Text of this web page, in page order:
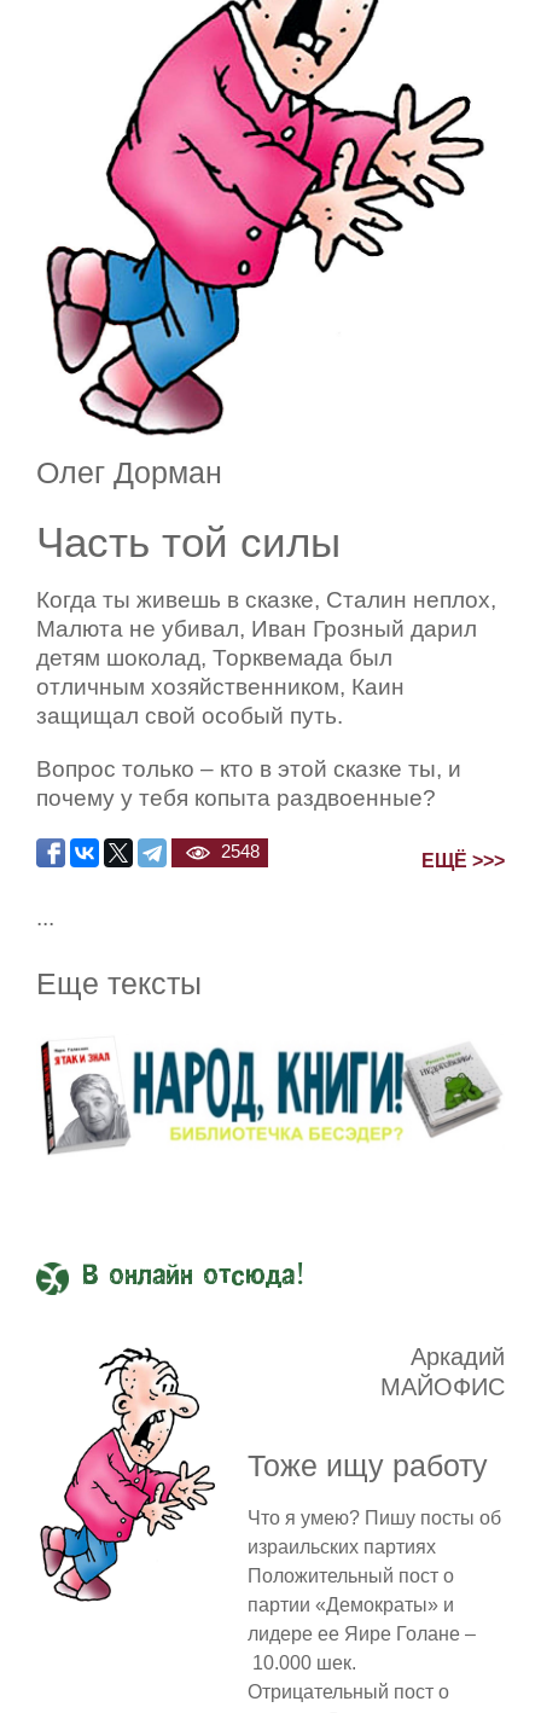
Олег Дорман
Часть той силы
Когда ты живешь в сказке, Сталин неплох,
Малюта не убивал, Иван Грозный дарил
детям шоколад, Торквемада был
отличным хозяйственником, Каин
защищал свой особый путь.
Вопрос только – кто в этой сказке ты, и
почему у тебя копыта раздвоенные?
2548 ЕЩЁ >>>
...
Еще тексты
В онлайн отсюда!
Аркадий
МАЙОФИС
Тоже ищу работу
Что я умею? Пишу посты об
израильских партиях
Положительный пост о
партии «Демократы» и
лидере ее Яире Голане –
10.000 шек.
Отрицательный пост о